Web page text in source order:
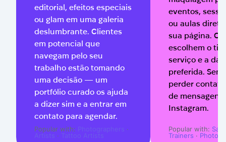
editorial, efeitos especiais
ou glam em uma galeria
deslumbrante. Clientes
em potencial que
navegam pelo seu
trabalho estão tomando
uma decisão — um
portfólio curado os ajuda
a dizer sim e a entrar em
contato para agendar.
Popular with: Photographers ·
Artists · Tattoo Artists
eventos,
ou aulas
sua página.
escolhem o
serviço e a
preferida. Sem
perder
de mensagens
Instagram.
Popular with:
Trainers ·